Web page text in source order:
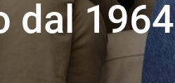
dal 1964